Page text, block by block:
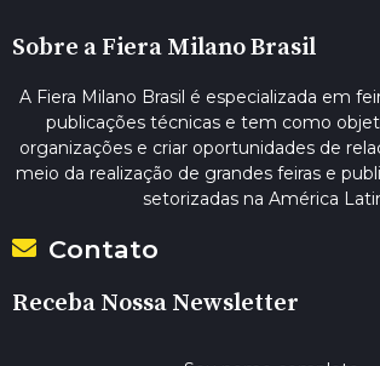
Sobre a Fiera Milano Brasil
A Fiera Milano Brasil é especializada em
publicações técnicas e tem como
organizações e criar oportunidades de
meio da realização de grandes feiras e
setorizadas na América
Contato
Receba Nossa Newsletter